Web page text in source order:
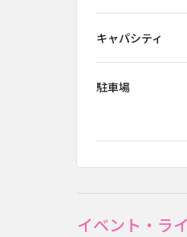
キャパシティ
駐車場
イベント・ラ